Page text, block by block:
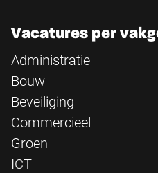
Vacatures per
Administratie
Bouw
Beveiliging
Commercieel
Groen
ICT